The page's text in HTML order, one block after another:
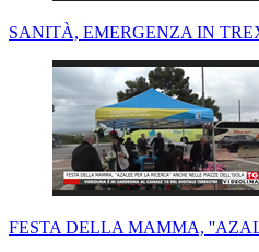
SANITÀ, EMERGENZA IN
FESTA DELLA MAMMA,